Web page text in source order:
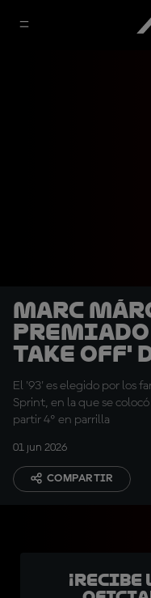
Marc
premiado
Take Off'
Italia
El '93' es elegido por los
Sprint, en la que se
partir 4º en parrilla
01 jun 2026
COMPARTIR